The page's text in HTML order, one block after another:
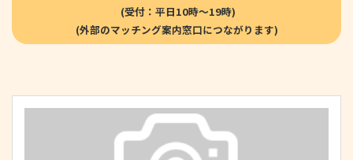
(受付：平日10時〜19時)